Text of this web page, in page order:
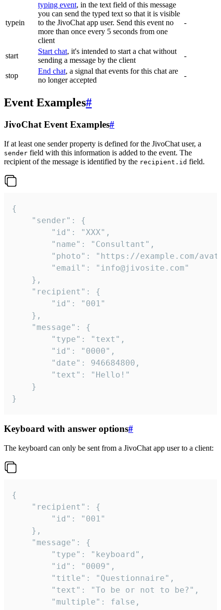
typein
typing event, in the text field of this message
you can send the typed text so that it is visible
to the JivoChat app user. Send this event no
more than once every 5 seconds from one
client
-
start
Start chat, it's intended to start a chat without
sending a message by the client
-
stop
End chat, a signal that events for this chat are
no longer accepted
-
Event Examples#
JivoChat Event Examples#
If at least one sender property is defined for the JivoChat user, a
sender field with this information is added to the event. The
recipient of the message is identified by the recipient.id field.
{
}
Keyboard with answer options#
The keyboard can only be sent from a JivoChat app user to a client:
{